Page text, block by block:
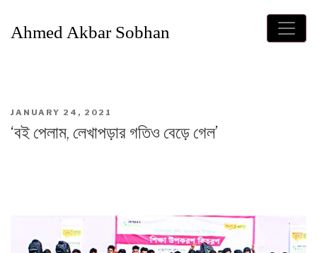
Ahmed Akbar Sobhan
POSTED
ON
JANUARY 24, 2021
‘বই পেলাম, লেখাপড়ার গতিও বেড়ে গেল’